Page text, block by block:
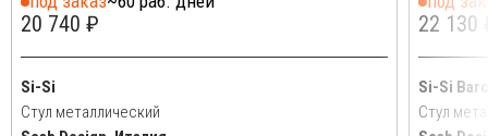
20 740 ₽
Si-Si
Стул металлический
22 130
Si-Si
Стул